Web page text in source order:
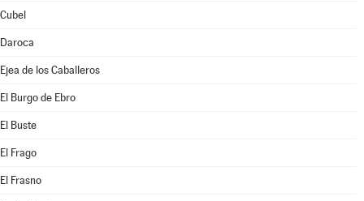
Cubel
Daroca
Ejea de los Caballeros
El Burgo de Ebro
El Buste
El Frago
El Frasno